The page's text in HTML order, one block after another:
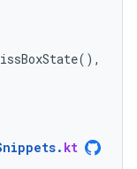
(),
. kt